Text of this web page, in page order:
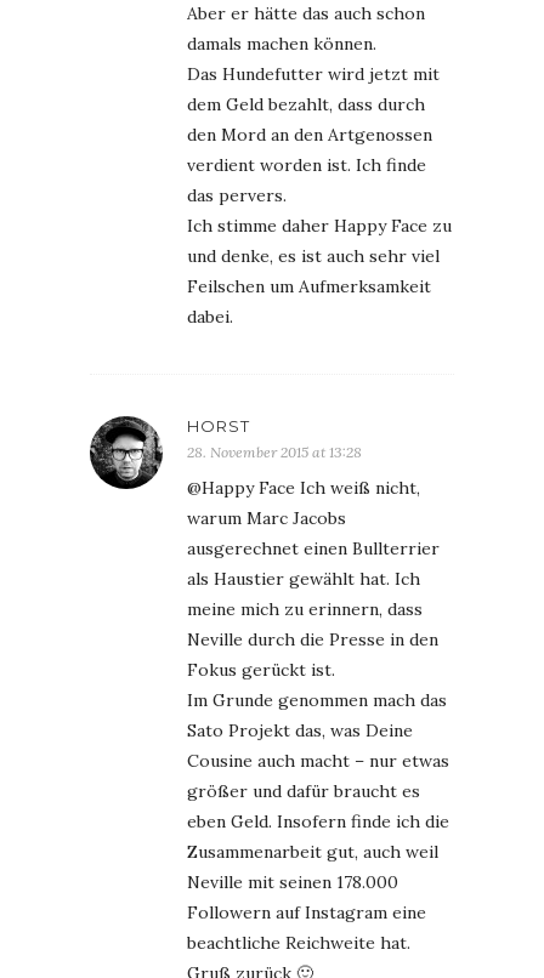
Aber er hätte das auch schon
damals machen können.
Das Hundefutter wird jetzt mit
dem Geld bezahlt, dass durch
den Mord an den Artgenossen
verdient worden ist. Ich finde
das pervers.
Ich stimme daher Happy Face zu
und denke, es ist auch sehr viel
Feilschen um Aufmerksamkeit
dabei.
HORST
28. November 2015 at 13:28
@Happy Face Ich weiß nicht,
warum Marc Jacobs
ausgerechnet einen Bullterrier
als Haustier gewählt hat. Ich
meine mich zu erinnern, dass
Neville durch die Presse in den
Fokus gerückt ist.
Im Grunde genommen mach das
Sato Projekt das, was Deine
Cousine auch macht – nur etwas
größer und dafür braucht es
eben Geld. Insofern finde ich die
Zusammenarbeit gut, auch weil
Neville mit seinen 178.000
Followern auf Instagram eine
beachtliche Reichweite hat.
Gruß zurück 🙂